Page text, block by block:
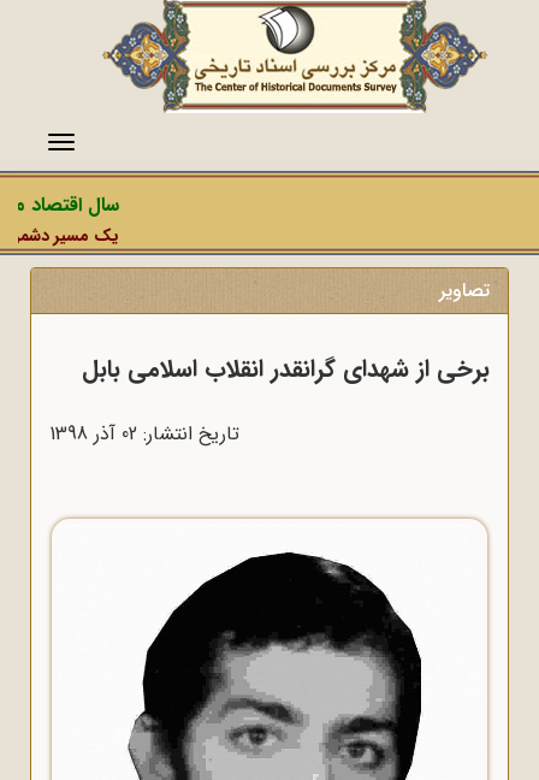
منو
سال اقتصاد
یک مسیر دشمن،
تصاویر
برخی از شهدای گرانقدر انقلاب اسلامی بابل
تاریخ انتشار: 02 آذر 1398